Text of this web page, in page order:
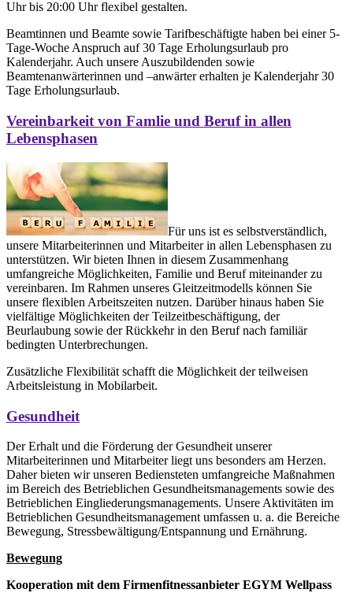
Uhr bis 20:00 Uhr flexibel gestalten.
Beamtinnen und Beamte sowie Tarifbeschäftigte haben bei einer 5-
Tage-Woche Anspruch auf 30 Tage Erholungsurlaub pro
Kalenderjahr. Auch unsere Auszubildenden sowie
Beamtenanwärterinnen und –anwärter erhalten je Kalenderjahr 30
Tage Erholungsurlaub.
Vereinbarkeit von Famlie und Beruf in allen
Lebensphasen
Für uns ist es selbstverständlich,
unsere Mitarbeiterinnen und Mitarbeiter in allen Lebensphasen zu
unterstützen. Wir bieten Ihnen in diesem Zusammenhang
umfangreiche Möglichkeiten, Familie und Beruf miteinander zu
vereinbaren. Im Rahmen unseres Gleitzeitmodells können Sie
unsere flexiblen Arbeitszeiten nutzen. Darüber hinaus haben Sie
vielfältige Möglichkeiten der Teilzeitbeschäftigung, der
Beurlaubung sowie der Rückkehr in den Beruf nach familiär
bedingten Unterbrechungen.
Zusätzliche Flexibilität schafft die Möglichkeit der teilweisen
Arbeitsleistung in Mobilarbeit.
Gesundheit
Der Erhalt und die Förderung der Gesundheit unserer
Mitarbeiterinnen und Mitarbeiter liegt uns besonders am Herzen.
Daher bieten wir unseren Bediensteten umfangreiche Maßnahmen
im Bereich des Betrieblichen Gesundheitsmanagements sowie des
Betrieblichen Eingliederungsmanagements. Unsere Aktivitäten im
Betrieblichen Gesundheitsmanagement umfassen u. a. die Bereiche
Bewegung, Stressbewältigung/Entspannung und Ernährung.
Bewegung
Kooperation mit dem Firmenfitnessanbieter EGYM Wellpass